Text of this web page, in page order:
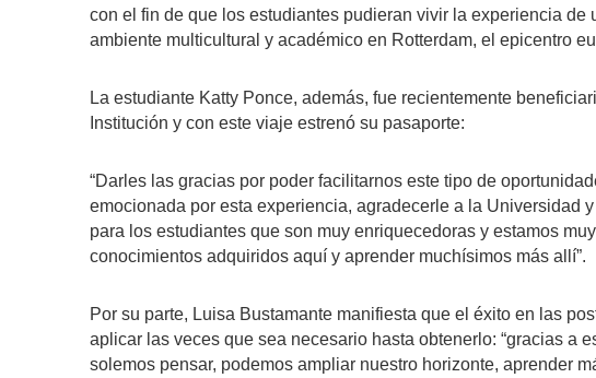
con el fin de que los estudiantes pudieran vivir la experiencia de
ambiente multicultural y académico en Rotterdam, el epicentro
La estudiante Katty Ponce, además, fue recientemente
Institución y con este viaje estrenó su pasaporte:
“Darles las gracias por poder facilitarnos este tipo de
emocionada por esta experiencia, agradecerle a la Universidad
para los estudiantes que son muy enriquecedoras y estamos
conocimientos adquiridos aquí y aprender muchísimos más allí”.
Por su parte, Luisa Bustamante manifiesta que el éxito en las
aplicar las veces que sea necesario hasta obtenerlo: “gracias a
solemos pensar, podemos ampliar nuestro horizonte, aprender